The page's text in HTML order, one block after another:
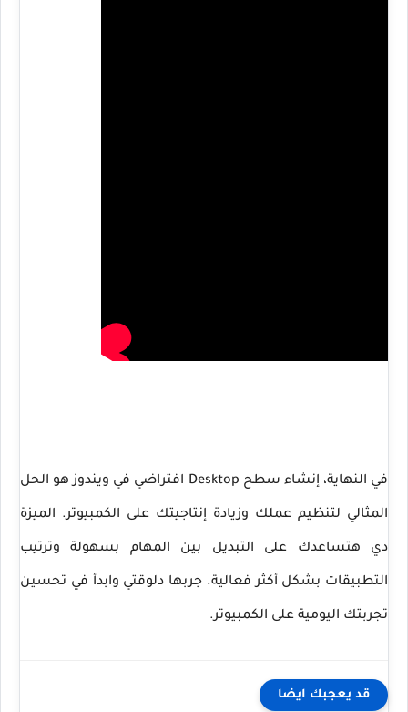
في النهاية، إنشاء سطح Desktop افتراضي في ويندوز هو الحل
المثالي لتنظيم عملك وزيادة إنتاجيتك على الكمبيوتر. الميزة
دي هتساعدك على التبديل بين المهام بسهولة وترتيب
التطبيقات بشكل أكثر فعالية. جربها دلوقتي وابدأ في تحسين
تجربتك اليومية على الكمبيوتر.
قد يعجبك ايضا